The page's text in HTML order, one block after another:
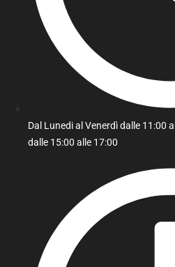
Dal Lunedi al Venerdì dalle 11:00
dalle 15:00 alle 17:00